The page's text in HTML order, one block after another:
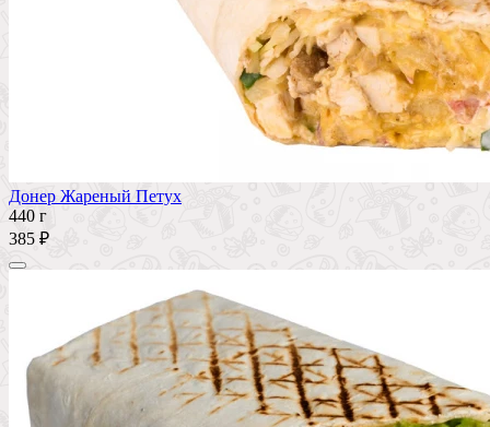
Донер Жареный Петух
440 г
385 ₽